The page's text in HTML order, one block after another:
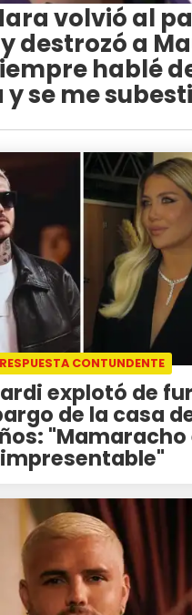
volvió al
destrozó a
hablé
se me
RESPUESTA CONTUNDENTE
explotó de
de la casa
"Mamaracho
impresentable"